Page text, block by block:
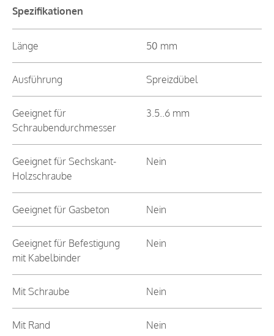
Spezifikationen
Länge 50 mm
Ausführung Spreizdübel
Geeignet für
Schraubendurchmesser
3.5..6 mm
Geeignet für Sechskant-
Holzschraube
Nein
Geeignet für Gasbeton Nein
Geeignet für Befestigung
mit Kabelbinder
Nein
Mit Schraube Nein
Mit Rand Nein